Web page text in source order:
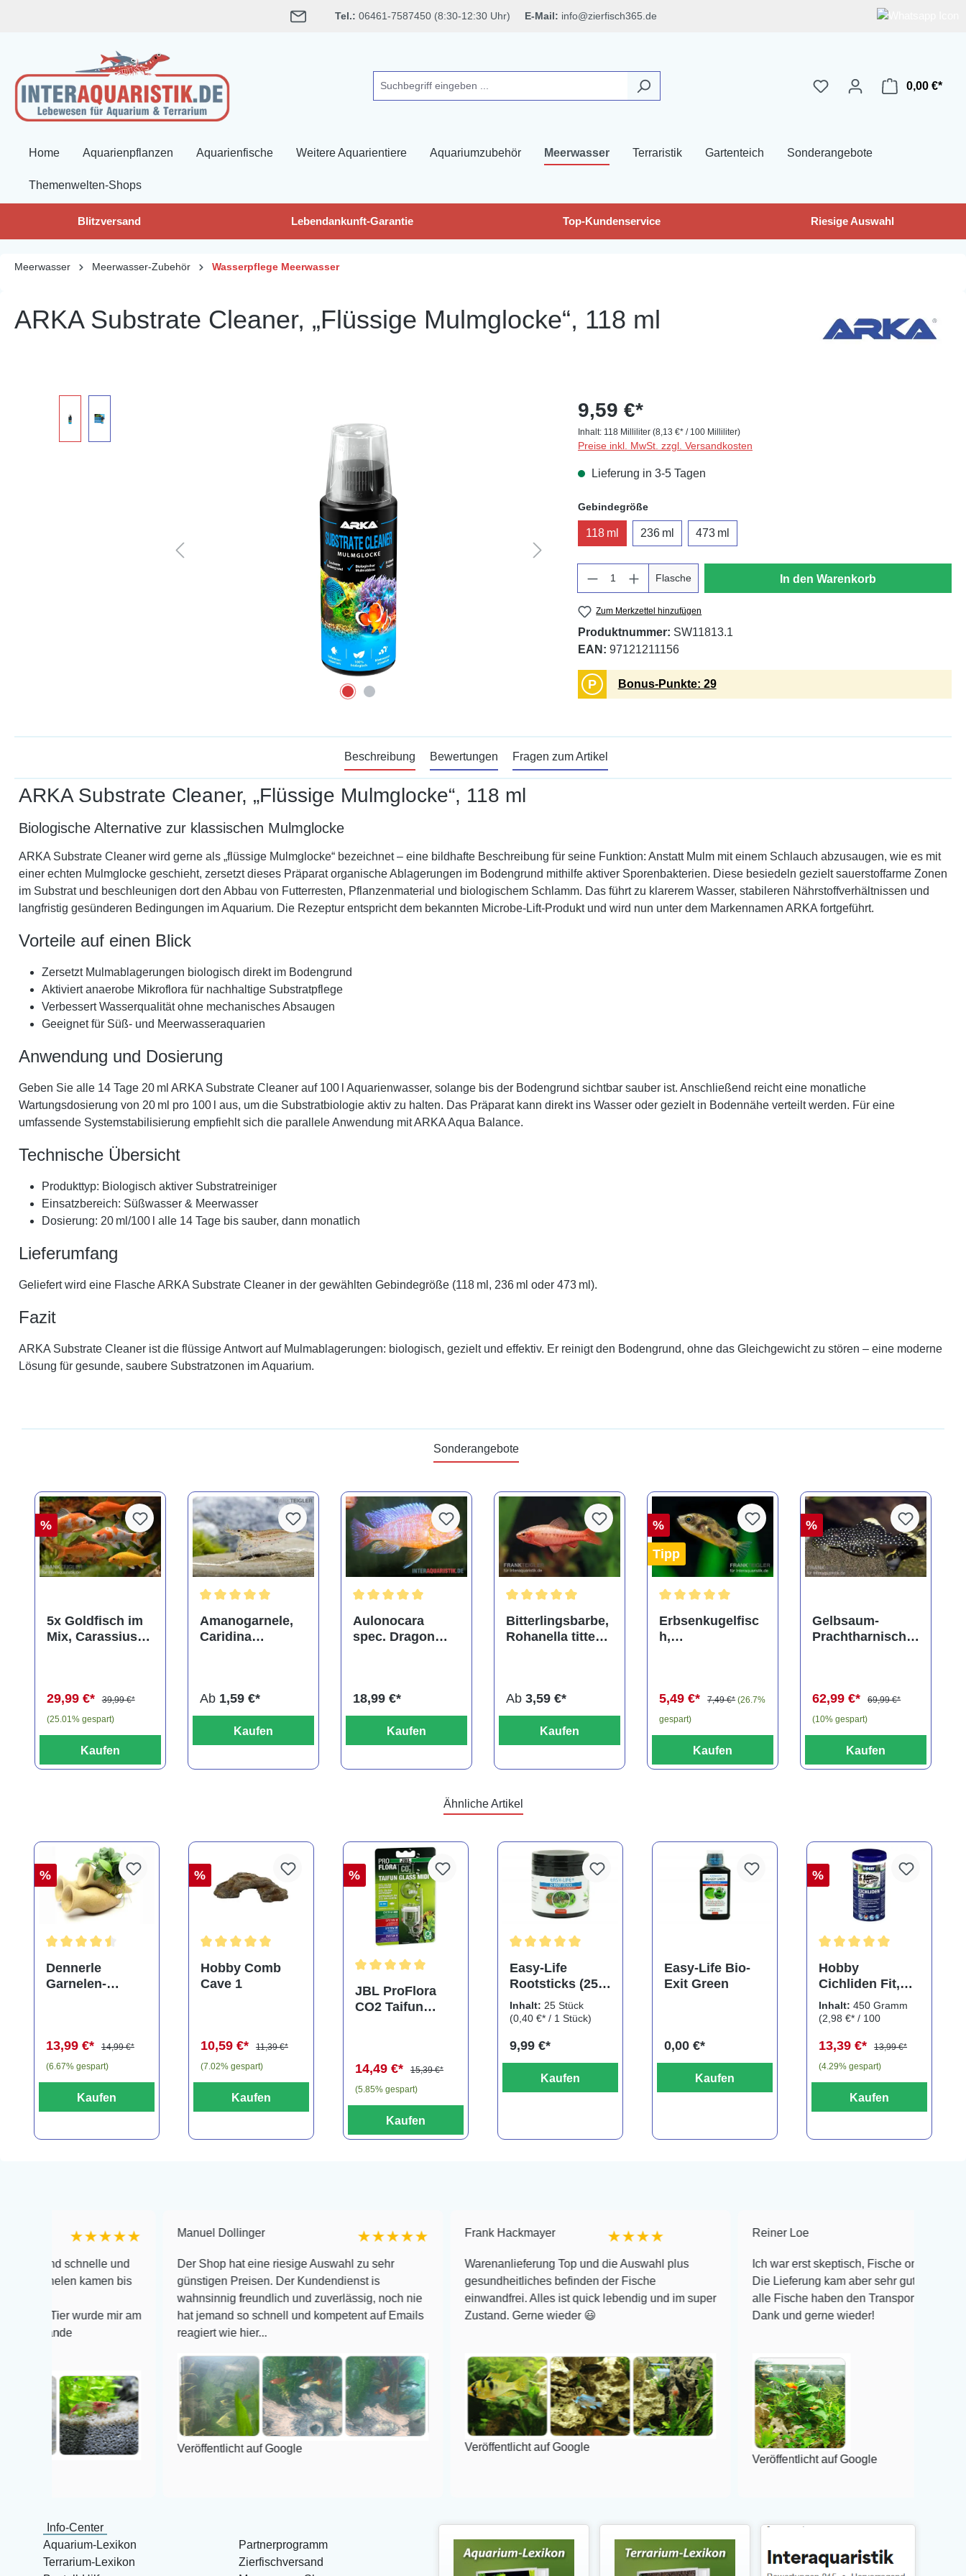
Tel.: 06461-7587450 (8:30-12:30 Uhr) E-Mail: info@zierfisch365.de
0,00 €*
Home Aquarienpflanzen Aquarienfische Weitere Aquarientiere Aquariumzubehör Meerwasser Terraristik Gartenteich Sonderangebote
Themenwelten-Shops
Blitzversand Lebendankunft-Garantie Top-Kundenservice Riesige Auswahl
Meerwasser Meerwasser-Zubehör Wasserpflege Meerwasser
ARKA Substrate Cleaner, „Flüssige Mulmglocke“, 118 ml
9,59 €*
Inhalt: 118 Milliliter (8,13 €* / 100 Milliliter)
Preise inkl. MwSt. zzgl. Versandkosten
Lieferung in 3-5 Tagen
Gebindegrößeauswählen
118 ml 236 ml 473 ml
Flasche In den Warenkorb
Zum Merkzettel hinzufügen
Produktnummer: SW11813.1
EAN: 97121211156
P Bonus-Punkte: 29
Beschreibung Bewertungen Fragen zum Artikel
ARKA Substrate Cleaner, „Flüssige Mulmglocke“, 118 ml
Biologische Alternative zur klassischen Mulmglocke
ARKA Substrate Cleaner wird gerne als „flüssige Mulmglocke“ bezeichnet – eine bildhafte Beschreibung für seine Funktion: Anstatt Mulm mit einem Schlauch abzusaugen, wie es mit
einer echten Mulmglocke geschieht, zersetzt dieses Präparat organische Ablagerungen im Bodengrund mithilfe aktiver Sporenbakterien. Diese besiedeln gezielt sauerstoffarme Zonen
im Substrat und beschleunigen dort den Abbau von Futterresten, Pflanzenmaterial und biologischem Schlamm. Das führt zu klarerem Wasser, stabileren Nährstoffverhältnissen und
langfristig gesünderen Bedingungen im Aquarium. Die Rezeptur entspricht dem bekannten Microbe-Lift-Produkt und wird nun unter dem Markennamen ARKA fortgeführt.
Vorteile auf einen Blick
Zersetzt Mulmablagerungen biologisch direkt im Bodengrund
Aktiviert anaerobe Mikroflora für nachhaltige Substratpflege
Verbessert Wasserqualität ohne mechanisches Absaugen
Geeignet für Süß- und Meerwasseraquarien
Anwendung und Dosierung
Geben Sie alle 14 Tage 20 ml ARKA Substrate Cleaner auf 100 l Aquarienwasser, solange bis der Bodengrund sichtbar sauber ist. Anschließend reicht eine monatliche
Wartungsdosierung von 20 ml pro 100 l aus, um die Substratbiologie aktiv zu halten. Das Präparat kann direkt ins Wasser oder gezielt in Bodennähe verteilt werden. Für eine
umfassende Systemstabilisierung empfiehlt sich die parallele Anwendung mit ARKA Aqua Balance.
Technische Übersicht
Produkttyp: Biologisch aktiver Substratreiniger
Einsatzbereich: Süßwasser & Meerwasser
Dosierung: 20 ml/100 l alle 14 Tage bis sauber, dann monatlich
Lieferumfang
Geliefert wird eine Flasche ARKA Substrate Cleaner in der gewählten Gebindegröße (118 ml, 236 ml oder 473 ml).
Fazit
ARKA Substrate Cleaner ist die flüssige Antwort auf Mulmablagerungen: biologisch, gezielt und effektiv. Er reinigt den Bodengrund, ohne das Gleichgewicht zu stören – eine moderne
Lösung für gesunde, saubere Substratzonen im Aquarium.
Sonderangebote
%
5x Goldfisch im
Mix, Carassius
29,99 €*
39,99 €*
(25.01% gespart)
Kaufen
Durchschnittliche Bewertung von 4.9 von 5 Sternen
Amanogarnele,
Caridina
Ab 1,59 €*
Kaufen
Durchschnittliche Bewertung von 5 von 5 Sternen
Aulonocara
spec. Dragon
18,99 €*
Kaufen
Durchschnittliche Bewertung von 5 von 5 Sternen
Bitterlingsbarbe,
Rohanella titteya,
Ab 3,59 €*
Kaufen
%
Tipp
Durchschnittliche Bewertung von 5 von 5 Sternen
Erbsenkugelfisc
h,
5,49 €*
7,49 €* (26.7%
gespart)
Kaufen
%
Gelbsaum-
Prachtharnischw
62,99 €*
69,99 €*
(10% gespart)
Kaufen
Ähnliche Artikel
%
Dennerle
Garnelen-
3er Tonamphore
13,99 €*
14,99 €*
(6.67% gespart)
Kaufen
%
Durchschnittliche Bewertung von 5 von 5 Sternen
Hobby Comb
Cave 1
10,59 €*
11,39 €*
(7.02% gespart)
Kaufen
%
Durchschnittliche Bewertung von 5 von 5 Sternen
JBL ProFlora
CO2 Taifun
14,49 €*
15,39 €*
(5.85% gespart)
Kaufen
Easy-Life
Rootsticks (25
Sticks)
Inhalt: 25 Stück
(0,40 €* / 1 Stück)
9,99 €*
Kaufen
Easy-Life Bio-
Exit Green
0,00 €*
Kaufen
%
Hobby
Cichliden Fit,
450 g
Inhalt:450 Gramm
(2,98 €* / 100
13,39 €*
13,99 €*
(4.29% gespart)
Kaufen
★★★★★
schnelle und
kamen bis
wurde mir am
Manuel Dollinger ★★★★★
Der Shop hat eine riesige Auswahl zu sehr
günstigen Preisen. Der Kundendienst is
wahnsinnig freundlich und zuverlässig, noch nie
hat jemand so schnell und kompetent auf Emails
reagiert wie hier...
Veröffentlicht auf Google
Frank Hackmayer ★★★★
Warenanlieferung Top und die Auswahl plus
gesundheitliches befinden der Fische
einwandfrei. Alles ist quick lebendig und im super
Zustand. Gerne wieder 😃
Veröffentlicht auf Google
Ich war erst skeptisch, Fische online zu bestellen!
Die Lieferung kam aber sehr gut verpackt an und
alle Fische haben den Transport überlebt! Vielen
Dank und gerne wieder!
Veröffentlicht auf Google
Info-Center
Aquarium-Lexikon
Terrarium-Lexikon
Partnerprogramm
Zierfischversand